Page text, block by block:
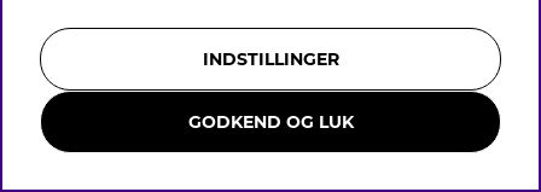
Whistleblowing
Presse & Samarbejde
Plejeråd skindhandsker
Størrelsesguide til ringe
Smykker i rustfrit stål
Bliv medlem
INDSTILLINGER
GODKEND OG LUK